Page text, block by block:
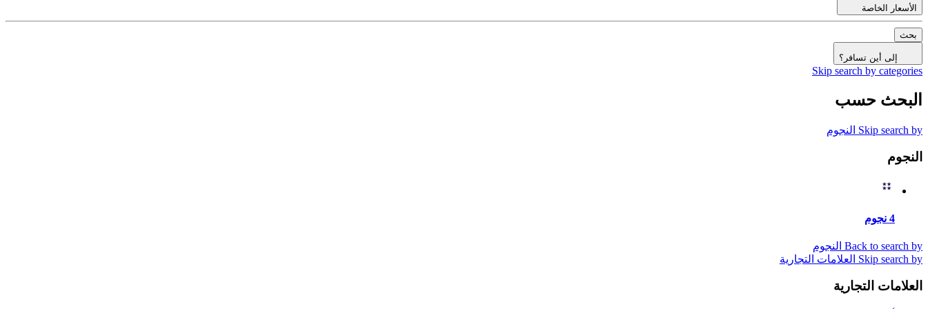
الأسعار الخاصة
بحث
Skip search by categories
البحث حسب
Skip search by النجوم
النجوم
4 نجوم
Back to search by النجوم
Skip search by العلامات التجارية
العلامات التجارية